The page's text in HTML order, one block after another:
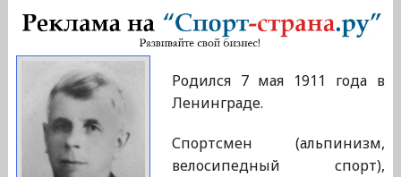
Родился 7 мая 1911 года в
Ленинграде.
Спортсмен (альпинизм,
велосипедный спорт),